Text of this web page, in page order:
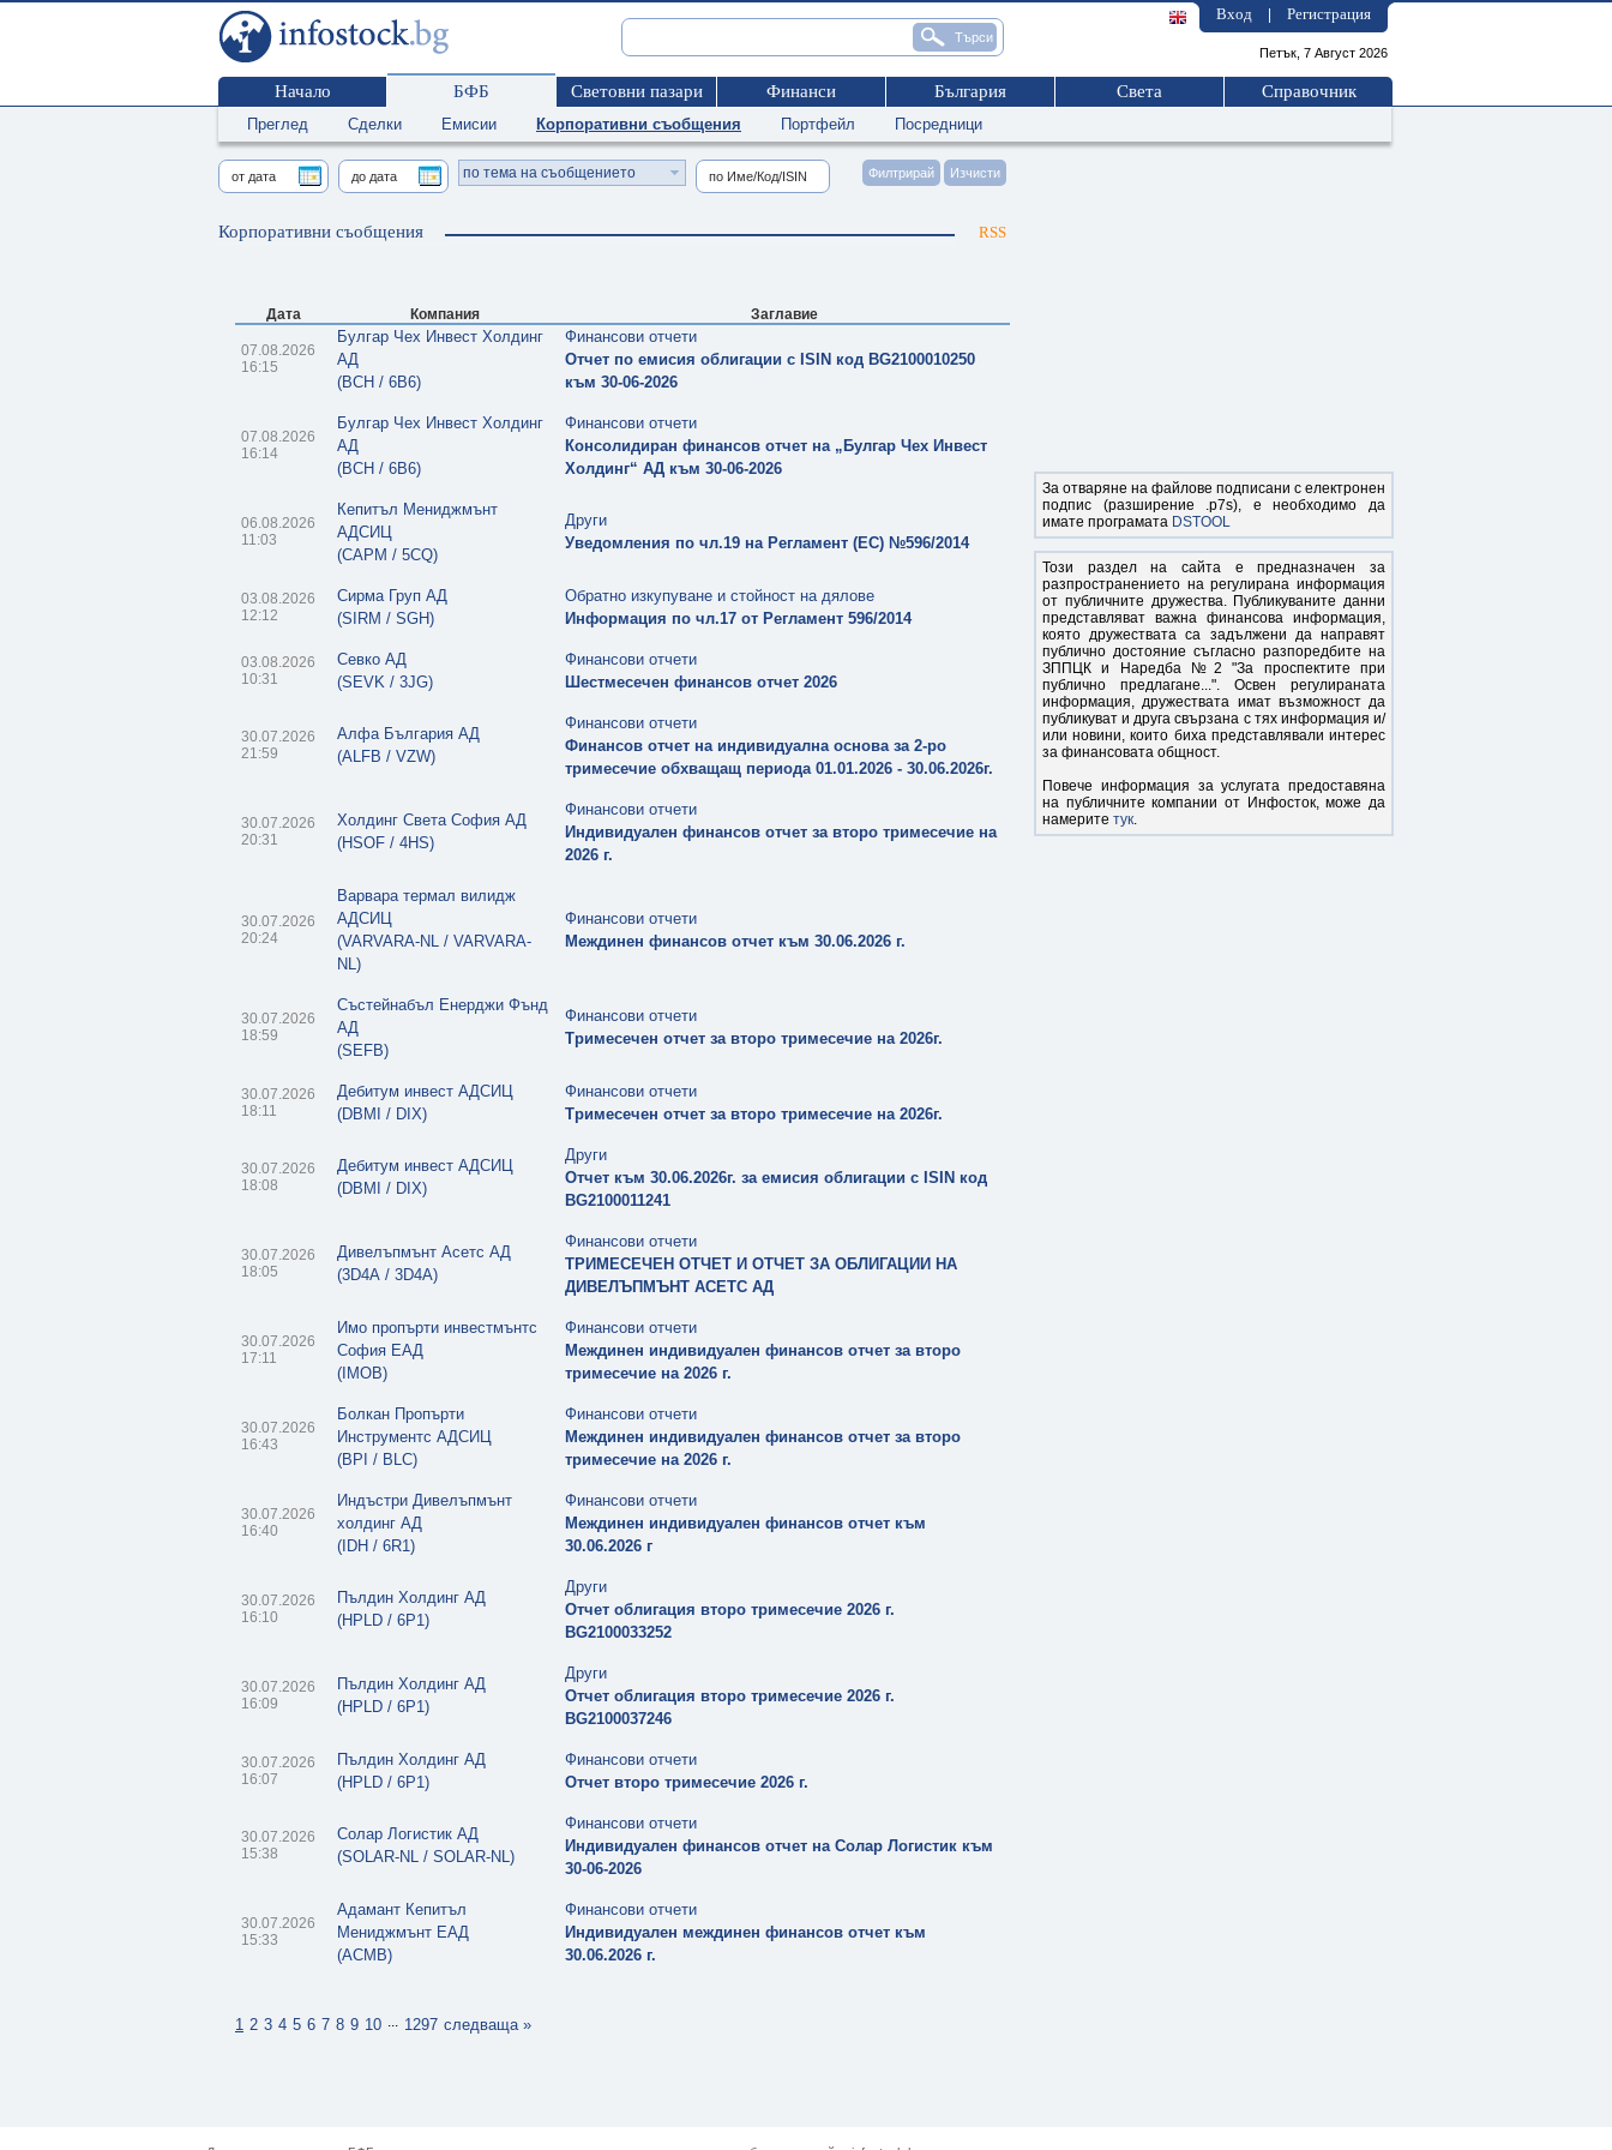
Вход Регистрация
Петък, 7 Август 2026
Начало БФБ Световни пазари Финанси България Света Справочник
Преглед Сделки Емисии Корпоративни съобщения Портфейл Посредници
по тема на съобщението
Корпоративни съобщения RSS
Дата Компания Заглавие
07.08.2026
16:15
Булгар Чех Инвест Холдинг
АД
(BCH / 6B6)
Финансови отчети
Отчет по емисия облигации с ISIN код BG2100010250
към 30-06-2026
07.08.2026
16:14
Булгар Чех Инвест Холдинг
АД
(BCH / 6B6)
Финансови отчети
Консолидиран финансов отчет на „Булгар Чех Инвест
Холдинг“ АД към 30-06-2026
06.08.2026
11:03
Кепитъл Мениджмънт
АДСИЦ
(CAPM / 5CQ)
Други
Уведомления по чл.19 на Регламент (ЕС) №596/2014
03.08.2026
12:12
Сирма Груп АД
(SIRM / SGH)
Обратно изкупуване и стойност на дялове
Информация по чл.17 от Регламент 596/2014
03.08.2026
10:31
Севко АД
(SEVK / 3JG)
Финансови отчети
Шестмесечен финансов отчет 2026
30.07.2026
21:59
Алфа България АД
(ALFB / VZW)
Финансови отчети
Финансов отчет на индивидуална основа за 2-ро
тримесечие обхващащ периода 01.01.2026 - 30.06.2026г.
30.07.2026
20:31
Холдинг Света София АД
(HSOF / 4HS)
Финансови отчети
Индивидуален финансов отчет за второ тримесечие на
2026 г.
30.07.2026
20:24
Варвара термал вилидж
АДСИЦ
(VARVARA-NL / VARVARA-
NL)
Финансови отчети
Междинен финансов отчет към 30.06.2026 г.
30.07.2026
18:59
Състейнабъл Енерджи Фънд
АД
(SEFB)
Финансови отчети
Тримесечен отчет за второ тримесечие на 2026г.
30.07.2026
18:11
Дебитум инвест АДСИЦ
(DBMI / DIX)
Финансови отчети
Тримесечен отчет за второ тримесечие на 2026г.
30.07.2026
18:08
Дебитум инвест АДСИЦ
(DBMI / DIX)
Други
Отчет към 30.06.2026г. за емисия облигации с ISIN код
BG2100011241
30.07.2026
18:05
Дивелъпмънт Асетс АД
(3D4A / 3D4A)
Финансови отчети
ТРИМЕСЕЧЕН ОТЧЕТ И ОТЧЕТ ЗА ОБЛИГАЦИИ НА
ДИВЕЛЪПМЪНТ АСЕТС АД
30.07.2026
17:11
Имо пропърти инвестмънтс
София ЕАД
(IMOB)
Финансови отчети
Междинен индивидуален финансов отчет за второ
тримесечие на 2026 г.
30.07.2026
16:43
Болкан Пропърти
Инструментс АДСИЦ
(BPI / BLC)
Финансови отчети
Междинен индивидуален финансов отчет за второ
тримесечие на 2026 г.
30.07.2026
16:40
Индъстри Дивелъпмънт
холдинг АД
(IDH / 6R1)
Финансови отчети
Междинен индивидуален финансов отчет към
30.06.2026 г
30.07.2026
16:10
Пълдин Холдинг АД
(HPLD / 6P1)
Други
Отчет облигация второ тримесечие 2026 г.
BG2100033252
30.07.2026
16:09
Пълдин Холдинг АД
(HPLD / 6P1)
Други
Отчет облигация второ тримесечие 2026 г.
BG2100037246
30.07.2026
16:07
Пълдин Холдинг АД
(HPLD / 6P1)
Финансови отчети
Отчет второ тримесечие 2026 г.
30.07.2026
15:38
Солар Логистик АД
(SOLAR-NL / SOLAR-NL)
Финансови отчети
Индивидуален финансов отчет на Солар Логистик към
30-06-2026
30.07.2026
15:33
Адамант Кепитъл
Мениджмънт ЕАД
(ACMB)
Финансови отчети
Индивидуален междинен финансов отчет към
30.06.2026 г.
1 2 3 4 5 6 7 8 9 10 ... 1297 следваща »
За отваряне на файлове подписани с електронен
подпис (разширение .p7s), е необходимо да
имате програмата DSTOOL
Този раздел на сайта е предназначен за
разпространението на регулирана информация
от публичните дружества. Публикуваните данни
представляват важна финансова информация,
която дружествата са задължени да направят
публично достояние съгласно разпоредбите на
ЗППЦК и Наредба №2 "За проспектите при
публично предлагане...". Освен регулираната
информация, дружествата имат възможност да
публикуват и друга свързана с тях информация и/
или новини, които биха представлявали интерес
за финансовата общност.
Повече информация за услугата предоставяна
на публичните компании от Инфосток, може да
намерите тук.